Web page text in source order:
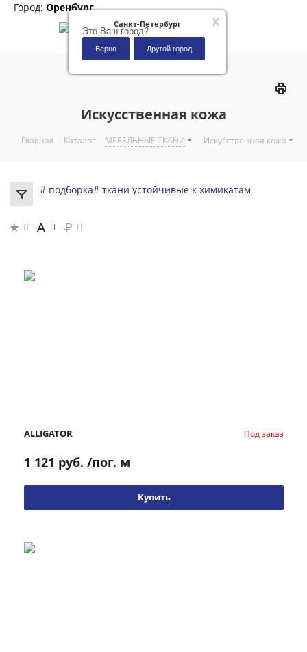
x
Санкт-Петербург
Это Ваш город?
Верно Другой город
Город: Оренбург
Искусственная кожа
Главная - Каталог - МЕБЕЛЬНЫЕ ТКАНИ - Искусственная кожа
# подборка# ткани устойчивые к химикатам
ALLIGATOR Под заказ
1 121 руб. /пог. м
Купить